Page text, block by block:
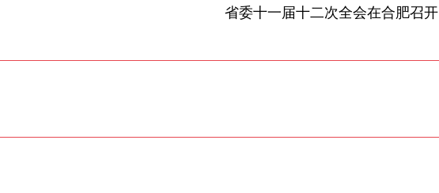
省委十一届十二次全会在合肥召开